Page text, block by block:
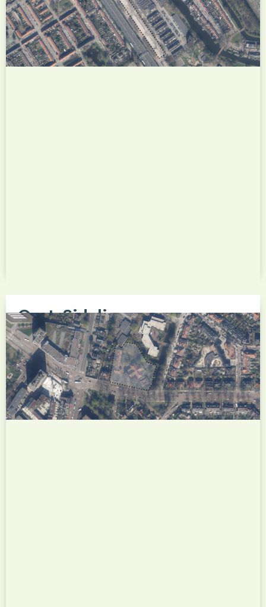
woningbouwontwikkeling aan de Willem
Gispenstraat in de Rotterdamse wijk Nesselande.
Op een tijdelijk onbenutte locatie worden
duurzame flexwoningen gerealiseerd voor
jongeren, waarmee snel extra betaalbare
Oost-Sidelinge
Het nieuwbouwproject Oost-Sidelinge betreft de
herontwikkeling van een naoorlogse woonlocatie
in de Rotterdamse wijk Overschie. De bestaande
verouderde woongebouwen maken plaats voor
duurzame sociale huurwoningen die voldoen aan
de huidige eisen op het gebied van wooncomfort,